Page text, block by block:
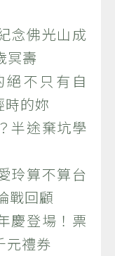
念佛光山成
冥壽
不只有自
時的妳
半途棄坑學
玲算不算台
戰回顧
慶登場！票
元禮券